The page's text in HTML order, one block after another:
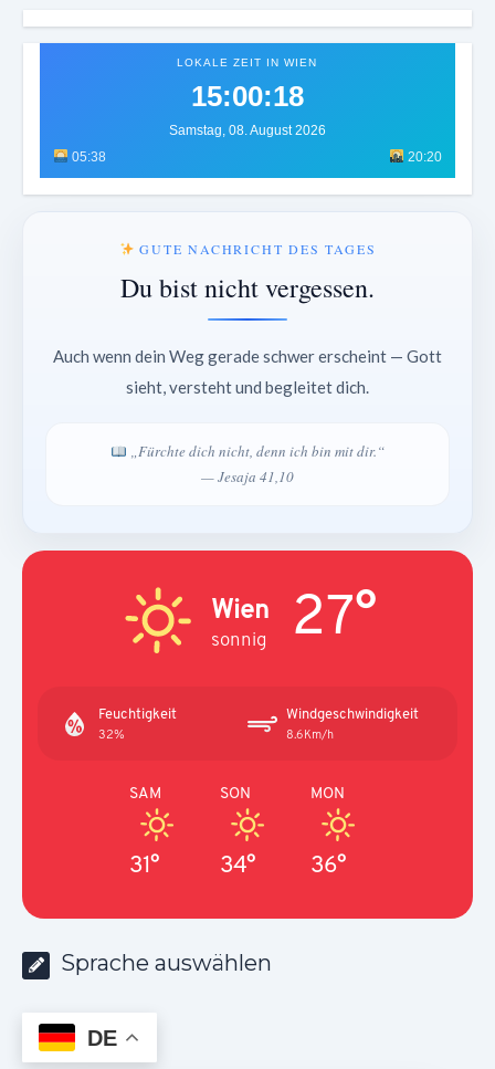
LOKALE ZEIT IN WIEN
15:00:21
Samstag, 08. August 2026
05:38
20:20
GUTE NACHRICHT DES TAGES
Du bist nicht vergessen.
Auch wenn dein Weg gerade schwer erscheint — Gott
sieht, versteht und begleitet dich.
„Fürchte dich nicht, denn ich bin mit dir.“
— Jesaja 41,10
Wien
sonnig 27°
Feuchtigkeit
32%
Windgeschwindigkeit
8.6Km/h
SAM
31°
SON
34°
MON
36°
Sprache auswählen
DE